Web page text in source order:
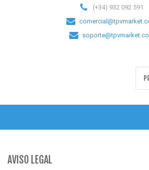
(+34) 932 092 591
AVISO LEGAL